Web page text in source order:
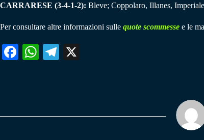
CARRARESE (3-4-1-2): Bleve; Coppolaro, Illanes,
Per consultare altre informazioni sulle quote scommesse e le
Fa W
pp
Te
m